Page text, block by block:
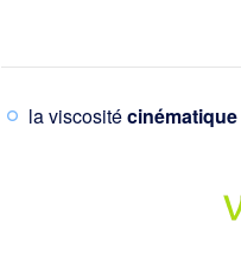
la viscositécinématique